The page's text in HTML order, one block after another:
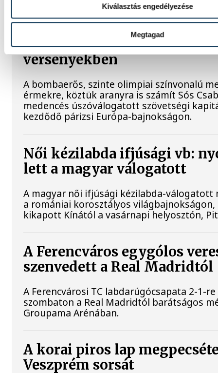
Kiválasztás engedélyezése
Megtagad
Vizes Eb: bombaerős
aranyesélyek a medencés
versenyekben
A bombaerős, szinte olimpiai színvonalú
érmekre, köztük aranyra is számít Sós
medencés úszóválogatott szövetségi
kezdődő párizsi Európa-bajnokságon.
Női kézilabda ifjúsági vb:
lett a magyar válogatott
A magyar női ifjúsági kézilabda-válogatott
a romániai korosztályos világbajnokságon,
kikapott Kínától a vasárnapi helyosztón,
A Ferencváros egygólos
szenvedett a Real Madridtól
A Ferencvárosi TC labdarúgócsapata 2-1-
szombaton a Real Madridtól barátságos
Groupama Arénában.
A korai piros lap
Veszprém sorsát